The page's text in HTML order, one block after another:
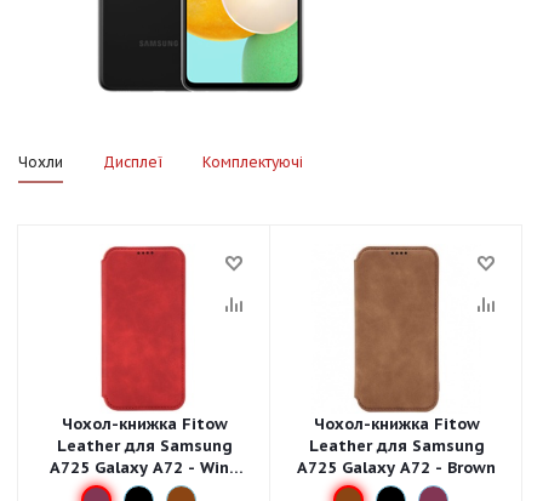
Чохли Дисплеї Комплектуючі
Чохол-книжка Fitow
Leather для Samsung
A725 Galaxy A72 - Wine
Red
Чохол-книжка Fitow
Leather для Samsung
A725 Galaxy A72 - Brown